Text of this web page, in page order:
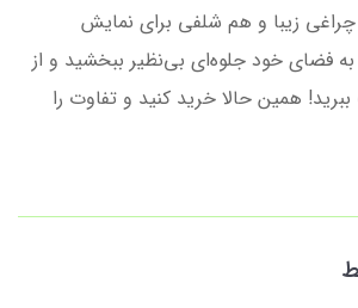
زیبا و هم شلفی برای نمایش
فضای خود جلوه‌ای بی‌نظیر ببخشید و از
همین حالا خرید کنید و تفاوت را